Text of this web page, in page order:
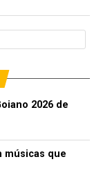
2026 de
músicas que